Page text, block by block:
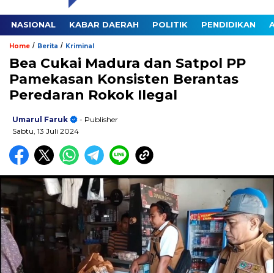
NASIONAL KABAR DAERAH POLITIK PENDIDIKAN
Home / Berita / Kriminal
Bea Cukai Madura dan Satpol PP
Pamekasan Konsisten Berantas
Peredaran Rokok Ilegal
Umarul Faruk
- Publisher
Sabtu, 13 Juli 2024